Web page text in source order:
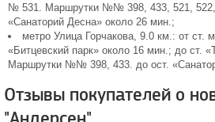
№ 531. Маршрутки №№ 398, 433, 521, 522,
«Санаторий Десна» около 26 мин.;
метро Улица Горчакова, 9.0 км.: от ст.
«Битцевский парк» около 16 мин.; до ст.
Маршрутки №№ 398, 433. до ост.
Отзывы покупателей о